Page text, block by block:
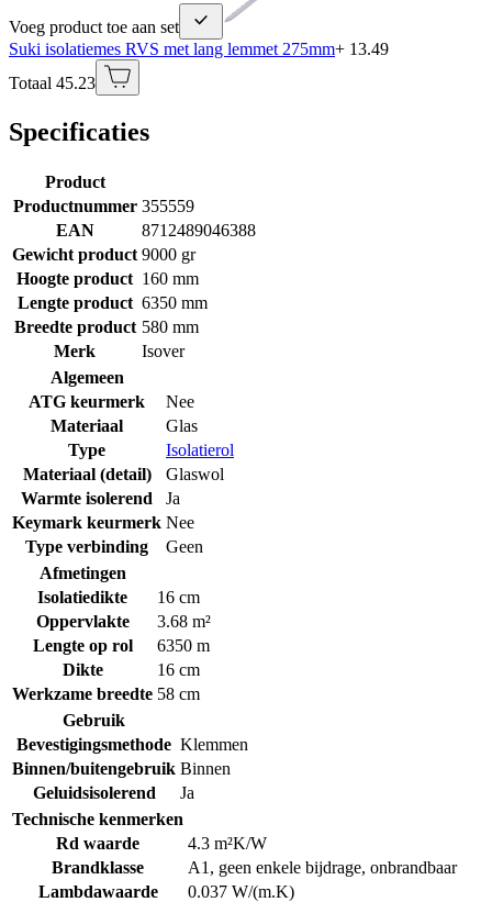
Voeg product toe aan set
Suki isolatiemes RVS met lang lemmet 275mm+ 13.49
Totaal 45.23
Specificaties
Product
Productnummer 355559
EAN
8712489046388
Gewicht product 9000 gr
Hoogte product 160 mm
Lengte product 6350 mm
Breedte product 580 mm
Merk
Isover
Algemeen
ATG keurmerk
Nee
Materiaal
Glas
Type
Isolatierol
Materiaal (detail)
Glaswol
Warmte isolerend
Ja
Keymark keurmerk Nee
Type verbinding
Geen
Afmetingen
Isolatiedikte
16 cm
Oppervlakte
3.68 m²
Lengte op rol
6350 m
Dikte
16 cm
Werkzame breedte 58 cm
Gebruik
Bevestigingsmethode Klemmen
Binnen/buitengebruik Binnen
Geluidsisolerend
Ja
Technische kenmerken
Rd waarde
4.3 m²K/W
Brandklasse
A1, geen enkele bijdrage, onbrandbaar
Lambdawaarde
0.037 W/(m.K)